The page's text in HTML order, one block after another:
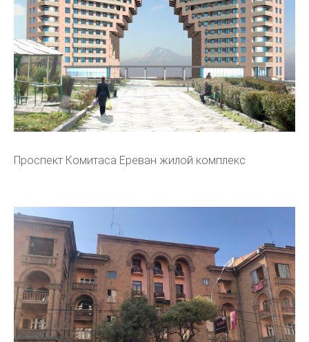
Проспект Комитаса Ереван жилой комплекс